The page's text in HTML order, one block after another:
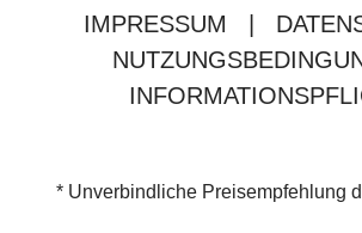
IMPRESSUM
* Unverbindliche Preisempfehlung